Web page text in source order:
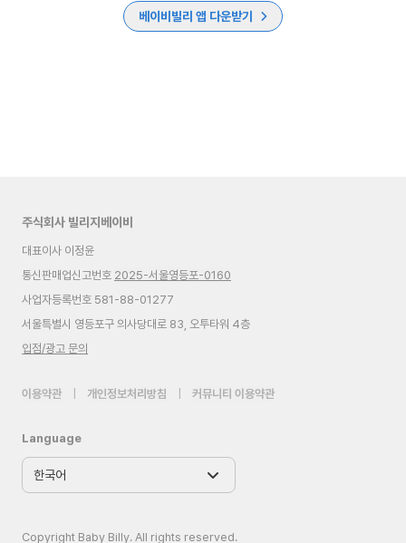
베이비빌리 앱 다운받기
주식회사 빌리지베이비
대표이사 이정윤
통신판매업신고번호 2025-서울영등포-0160
사업자등록번호 581-88-01277
서울특별시 영등포구 의사당대로 83, 오투타워 4층
입점/광고 문의
이용약관 개인정보처리방침 커뮤니티 이용약관
Language
Copyright Baby Billy. All rights reserved.